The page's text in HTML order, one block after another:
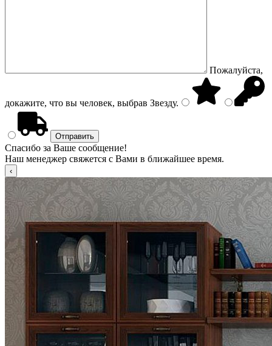
Пожалуйста,
докажите, что вы человек, выбрав Звезду.
Спасибо за Ваше сообщение!
Наш менеджер свяжется с Вами в ближайшее время.